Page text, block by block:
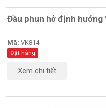
Đầu phun hở định hướng
Mã: VK814
Đặt hàng
Xem chi tiết